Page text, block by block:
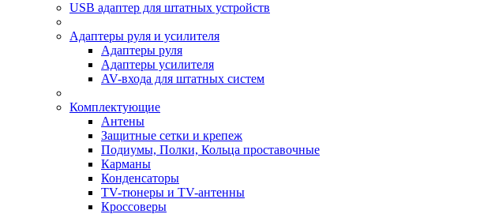
USB адаптер для штатных устройств
Адаптеры руля и усилителя
Адаптеры руля
Адаптеры усилителя
AV-входа для штатных систем
Комплектующие
Антены
Защитные сетки и крепеж
Подиумы, Полки, Кольца проставочные
Карманы
Конденсаторы
TV-тюнеры и TV-антенны
Кроссоверы